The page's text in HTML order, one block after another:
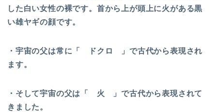
した白い女性の裸です。首から上が頭上に火がある黒
い雄ヤギの顔です。
・宇宙の父は常に「 ドクロ 」で古代から表現され
ます。
・そして宇宙の父は「 火 」で古代から表現されて
きました。